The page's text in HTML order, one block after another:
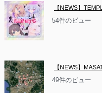
【NEWS】
54件のビュー
【NEWS】
49件のビュー